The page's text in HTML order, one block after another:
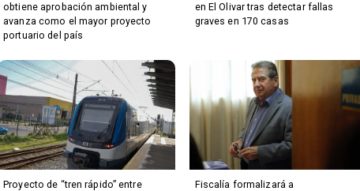
obtiene aprobación ambiental y
avanza como el mayor proyecto
portuario del país
en El Olivar tras detectar fallas
graves en 170 casas
Proyecto de “tren rápido” entre
Fiscalía formalizará a